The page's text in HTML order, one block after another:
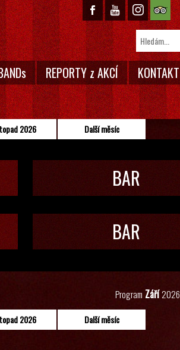
REPORTY z AKCÍ KONTAKT
2026 Další měsíc
BAR
BAR
Program Září2026
2026 Další měsíc